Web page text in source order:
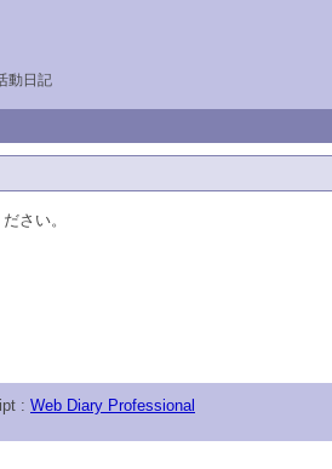
動日記
さい。
: Web Diary Professional